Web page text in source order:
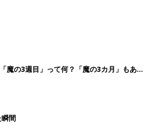
魔の3週目」って何？「魔の3カ月」もある
間